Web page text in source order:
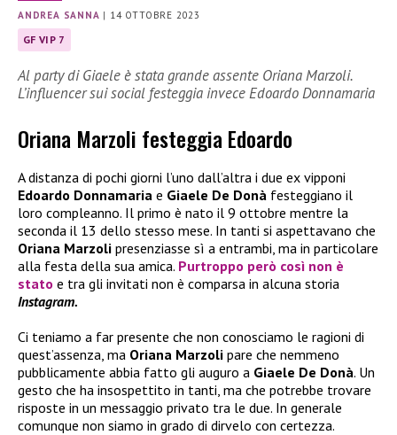
ANDREA SANNA | 14 OTTOBRE 2023
GF VIP 7
Al party di Giaele è stata grande assente Oriana Marzoli.
L’influencer sui social festeggia invece Edoardo Donnamaria
Oriana Marzoli festeggia Edoardo
A distanza di pochi giorni l’uno dall’altra i due ex vipponi
Edoardo Donnamaria e Giaele De Donà festeggiano il
loro compleanno. Il primo è nato il 9 ottobre mentre la
seconda il 13 dello stesso mese. In tanti si aspettavano che
Oriana Marzoli presenziasse sì a entrambi, ma in particolare
alla festa della sua amica. Purtroppo però così non è
stato e tra gli invitati non è comparsa in alcuna storia
Instagram.
Ci teniamo a far presente che non conosciamo le ragioni di
quest’assenza, ma Oriana Marzoli pare che nemmeno
pubblicamente abbia fatto gli auguro a Giaele De Donà. Un
gesto che ha insospettito in tanti, ma che potrebbe trovare
risposte in un messaggio privato tra le due. In generale
comunque non siamo in grado di dirvelo con certezza.